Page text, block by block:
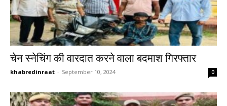
चेन स्नेचिंग की वारदात करने वाला बदमाश गिरफ्तार
khabredinraat - September 10, 2024 0